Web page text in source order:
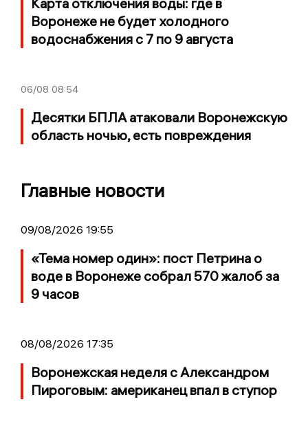
Воронеже не будет холодного
водоснабжения с 7 по 9 августа
06/08 08:54
Десятки БПЛА атаковали Воронежскую
область ночью, есть повреждения
Главные новости
09/08/2026 19:55
«Тема номер один»: пост Петрина о
воде в Воронеже собрал 570 жалоб за
9 часов
08/08/2026 17:35
Воронежская неделя с Александром
Пироговым: американец впал в ступор